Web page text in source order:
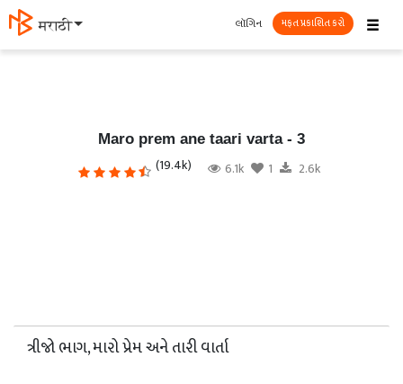
मराठी ☰
લૉગિન મફત પ્રકાશિત કરો
Maro prem ane taari varta - 3
(19.4k) 6.1k 1 2.6k
ત્રીજો ભાગ, મારો પ્રેમ અને તારી વાર્તા